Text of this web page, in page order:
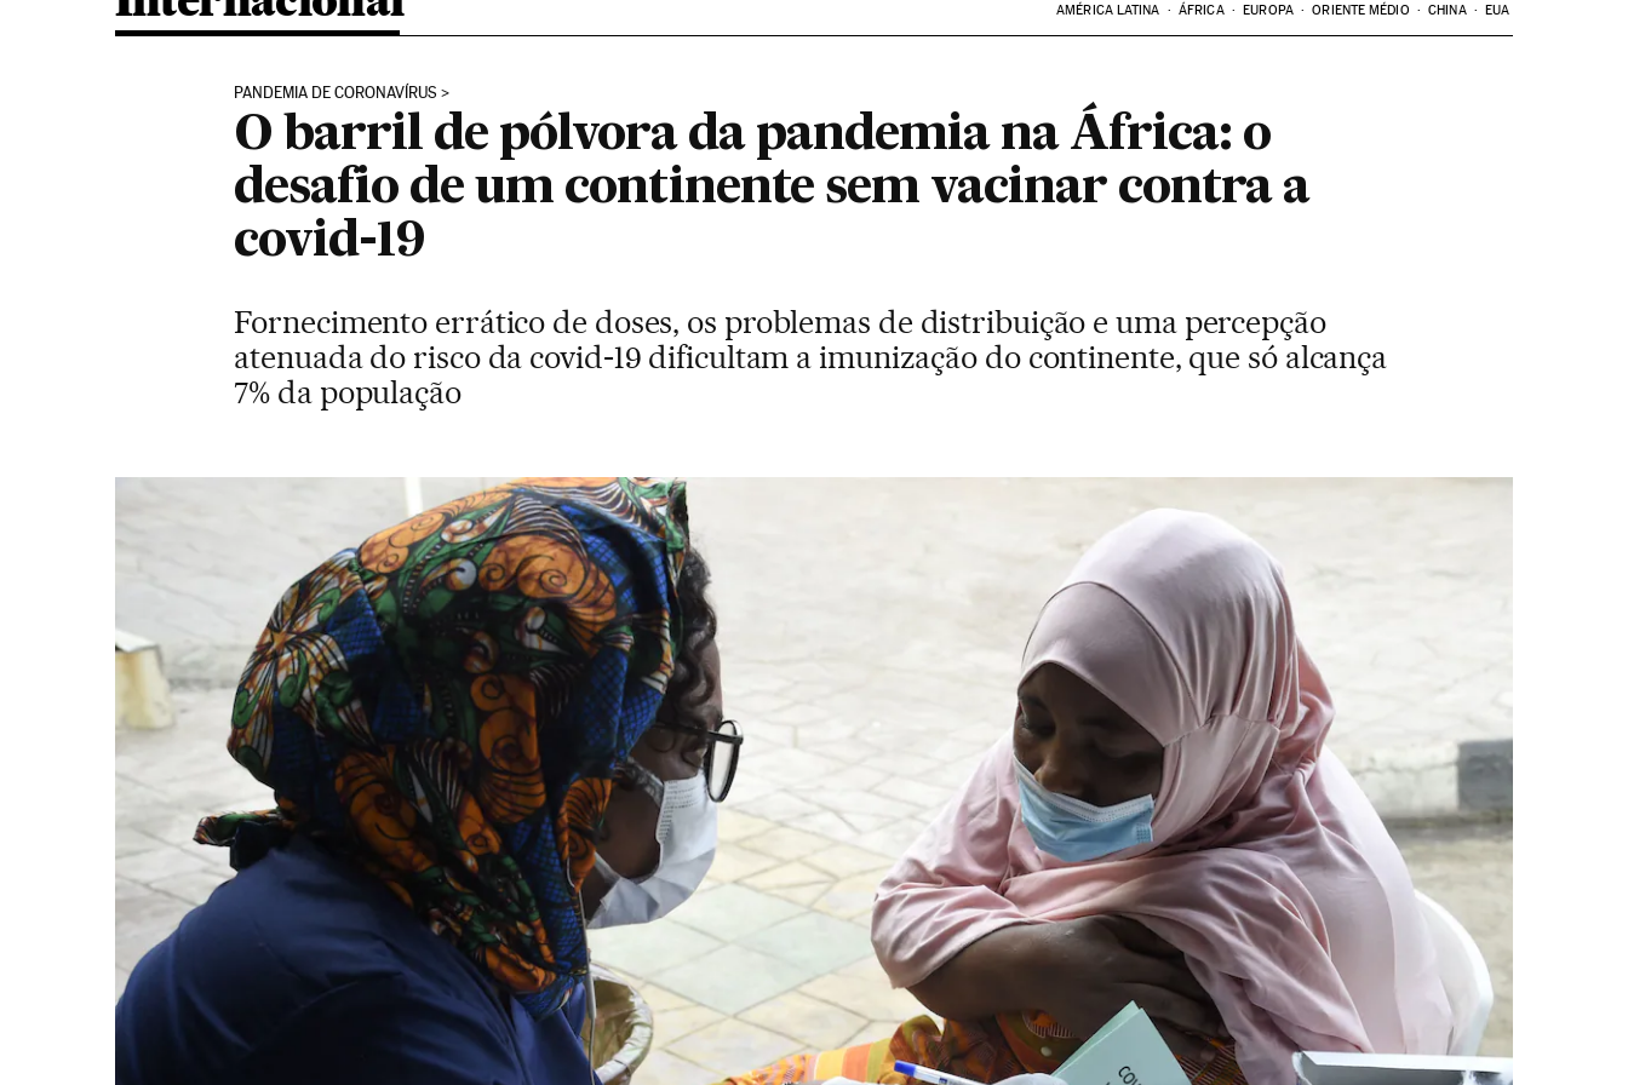
AMÉRICA LATINA ÁFRICA EUROPA ORIENTE MÉDIO CHINA EUA
PANDEMIA DE CORONAVÍRUS
O barril de pólvora da pandemia na África: o
desafio de um continente sem vacinar contra a
covid-19
Fornecimento errático de doses, os problemas de distribuição e uma percepção
atenuada do risco da covid-19 dificultam a imunização do continente, que só alcança
7% da população